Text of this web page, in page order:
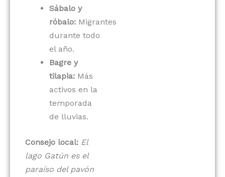
Sábalo y
róbalo: Migrantes
durante todo
el año.
Bagre y
tilapia: Más
activos en la
temporada
de lluvias.
Consejo local: El
lago Gatún es el
paraíso del pavón